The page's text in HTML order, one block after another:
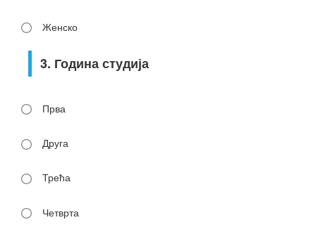
Женско
3. Година студија
Прва
Друга
Трећа
Четврта